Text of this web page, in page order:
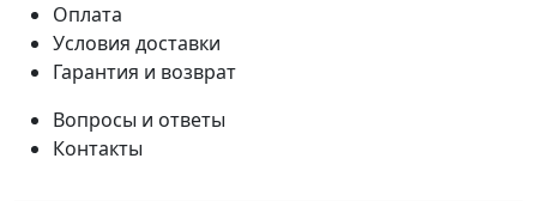
Оплата
Условия доставки
Гарантия и возврат
Вопросы и ответы
Контакты